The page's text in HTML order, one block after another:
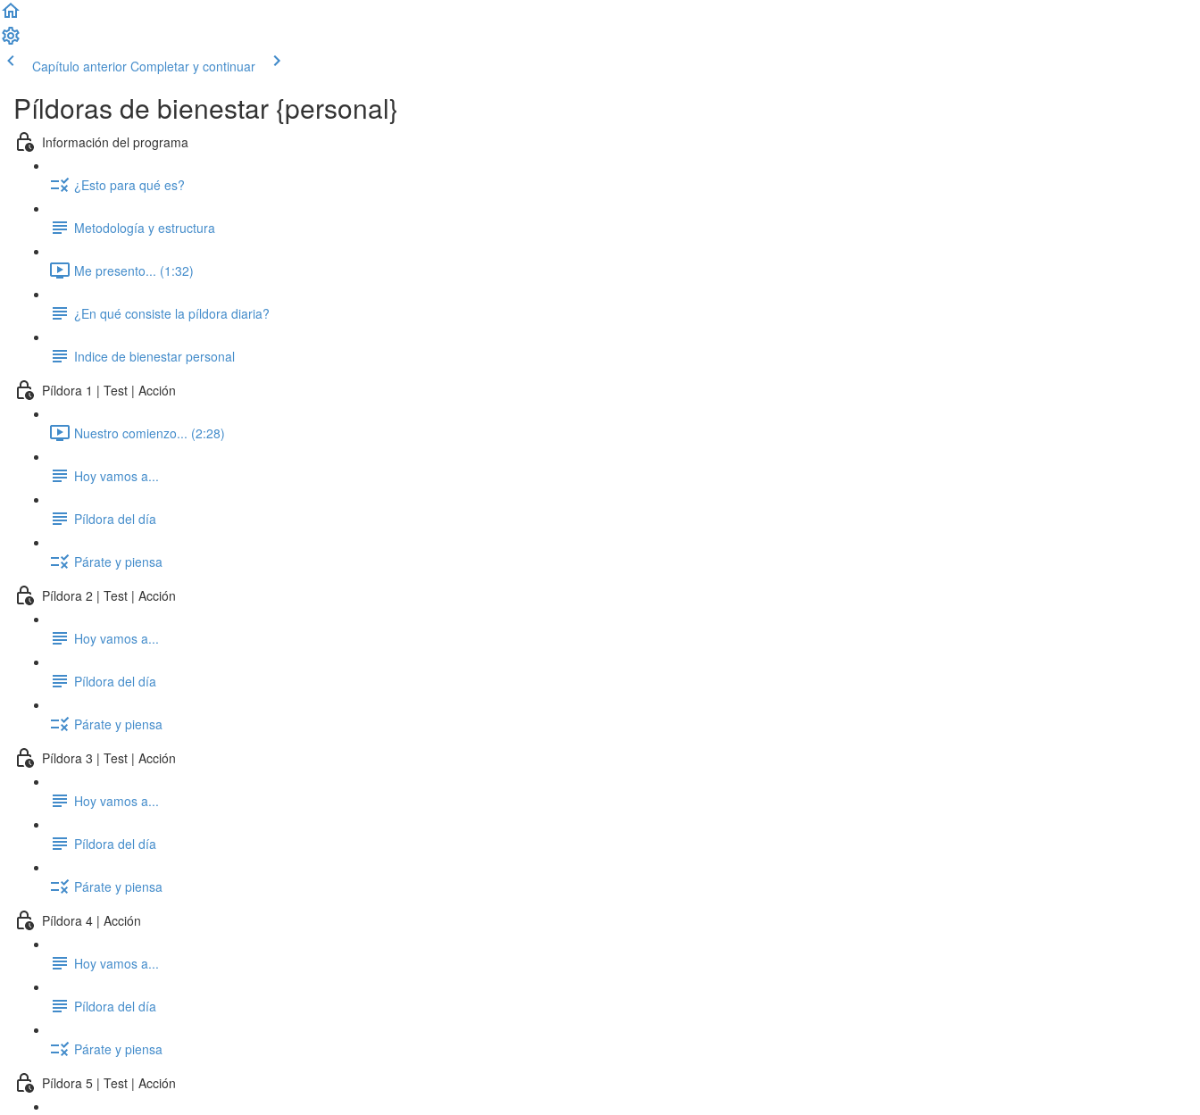
Capítulo anterior Completar y continuar
Píldoras de bienestar {personal}
Información del programa
¿Esto para qué es?
Metodología y estructura
Me presento... (1:32)
¿En qué consiste la píldora diaria?
Indice de bienestar personal
Píldora 1 | Test | Acción
Nuestro comienzo... (2:28)
Hoy vamos a...
Píldora del día
Párate y piensa
Píldora 2 | Test | Acción
Hoy vamos a...
Píldora del día
Párate y piensa
Píldora 3 | Test | Acción
Hoy vamos a...
Píldora del día
Párate y piensa
Píldora 4 | Acción
Hoy vamos a...
Píldora del día
Párate y piensa
Píldora 5 | Test | Acción